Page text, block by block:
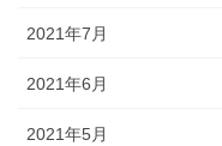
2021年7月
2021年6月
2021年5月